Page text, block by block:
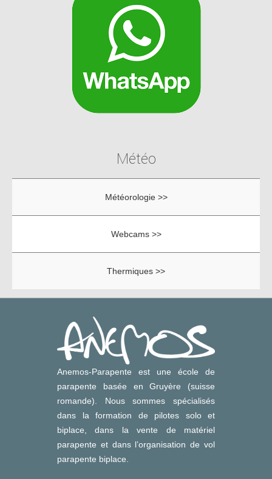
Météo
Météorologie >>
Webcams >>
Thermiques >>
Anemos-Parapente est une école de
parapente basée en Gruyère (suisse
romande). Nous sommes spécialisés
dans la formation de pilotes solo et
biplace, dans la vente de matériel
parapente et dans l’organisation de vol
parapente biplace.